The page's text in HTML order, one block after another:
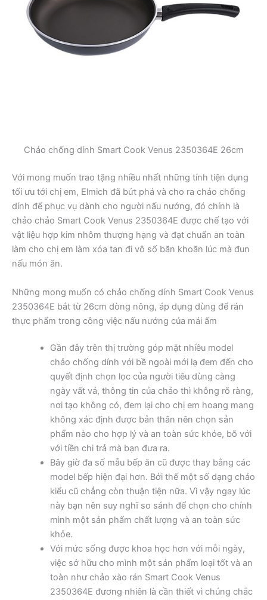
Chảo chống dính Smart Cook Venus 2350364E 26cm
Với mong muốn trao tặng nhiều nhất những tính tiện dụng
tối ưu tới chị em, Elmich đã bứt phá và cho ra chảo chống
dính để phục vụ dành cho người nấu nướng, đó chính là
chảo chảo Smart Cook Venus 2350364E được chế tạo với
vật liệu hợp kim nhôm thượng hạng và đạt chuẩn an toàn
làm cho chị em làm xóa tan đi vô số băn khoăn lúc mà đun
nấu món ăn.
Những mong muốn có chảo chống dính Smart Cook Venus
2350364E bắt từ 26cm dòng nông, áp dụng dùng để rán
thực phẩm trong công việc nấu nướng của mái ấm
Gần đây trên thị trường góp mặt nhiều model
chảo chống dính với bề ngoài mới lạ đem đến cho
quyết định chọn lọc của người tiêu dùng càng
ngày vất vả, thông tin của chảo thì không rõ ràng,
nơi tạo không có, đem lại cho chị em hoang mang
không xác định được bản thân nên chọn sản
phẩm nào cho hợp lý và an toàn sức khỏe, bõ với
với tiền chi trả mà bạn đưa ra.
Bây giờ đa số mẫu bếp ăn cũ được thay bằng các
model bếp hiện đại hơn. Bởi thế một số dạng chảo
kiểu cũ chẳng còn thuận tiện nữa. Vì vậy ngay lúc
này bạn nên suy nghĩ so sánh để chọn cho chính
mình một sản phẩm chất lượng và an toàn sức
khỏe.
Với mức sống được khoa học hơn với mỗi ngày,
việc sở hữu cho mình một sản phẩm loại tốt và an
toàn như chảo xào rán Smart Cook Venus
2350364E đương nhiên là cần thiết vì chúng chắc